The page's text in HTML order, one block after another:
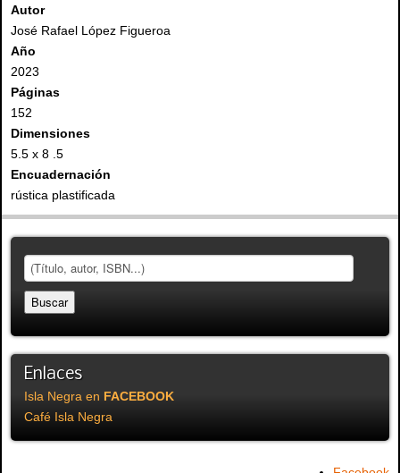
Autor
José Rafael López Figueroa
Año
2023
Páginas
152
Dimensiones
5.5 x 8 .5
Encuadernación
rústica plastificada
Enlaces
Isla Negra en FACEBOOK
Café Isla Negra